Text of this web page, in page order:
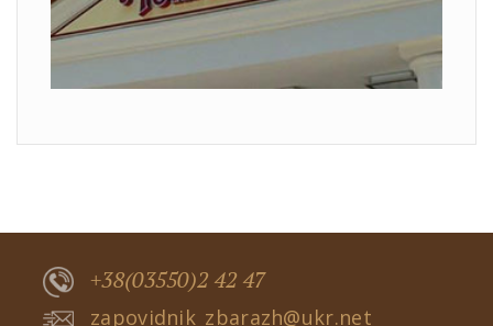
+38(03550)2 42 47
zapovidnik_zbarazh@ukr.net